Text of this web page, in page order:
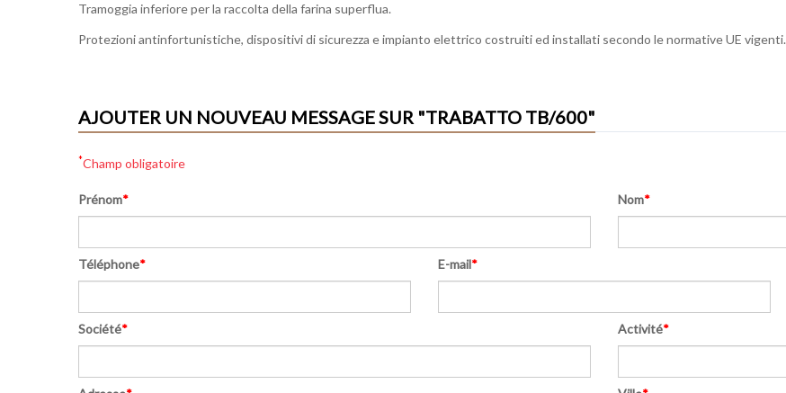
Tramoggia inferiore per la raccolta della farina superflua.
Protezioni antinfortunistiche, dispositivi di sicurezza e impianto elettrico costruiti ed installati secondo le normative UE vigenti.
AJOUTER UN NOUVEAU MESSAGE SUR "TRABATTO TB/600"
*Champ obligatoire
Prénom* Nom*
Téléphone* E-mail*
Société* Activité*